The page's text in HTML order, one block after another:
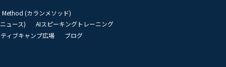
Method (カランメソッド)
ュース)
AIスピーキングトレーニング
ィブキャンプ広場
ブログ